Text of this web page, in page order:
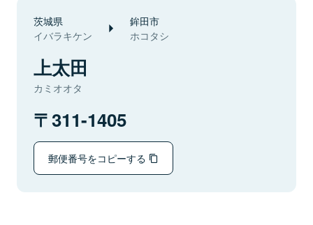
茨城県
イバラキケン
鉾田市
ホコタシ
上太田
カミオオタ
311-1405
郵便番号をコピーする